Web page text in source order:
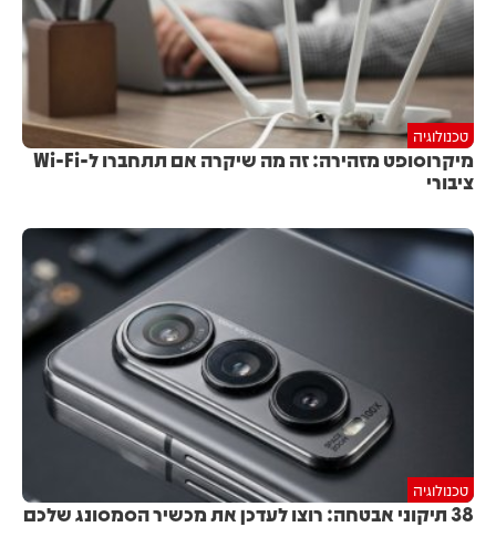
טכנולוגיה
מיקרוסופט מזהירה: זה מה שיקרה אם תתחברו ל-Wi-Fi
ציבורי
טכנולוגיה
38 תיקוני אבטחה: רוצו לעדכן את מכשיר הסמסונג שלכם